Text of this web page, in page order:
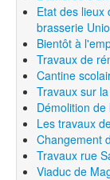
Etat des lieux
brasserie
Bientôt à
Travaux de
Cantine
Travaux sur
Démolition
Les travaux
Changement
Travaux rue
Viaduc de